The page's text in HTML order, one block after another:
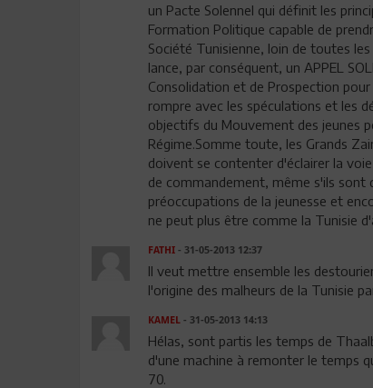
un Pacte Solennel qui définit les
Formation Politique capable de
Société Tunisienne, loin de toutes
lance, par conséquent, un APPEL
Consolidation et de Prospection
rompre avec les spéculations et les
objectifs du Mouvement des jeunes
Régime.Somme toute, les Grands
doivent se contenter d'éclairer la
de commandement, même s'ils sont
préoccupations de la jeunesse et
ne peut plus être comme la Tunisie
FATHI- 31-05-2013 12:37
Il veut mettre ensemble les
l'origine des malheurs de la Tunisie
KAMEL- 31-05-2013 14:13
Hélas, sont partis les temps de
d'une machine à remonter le temps
70.